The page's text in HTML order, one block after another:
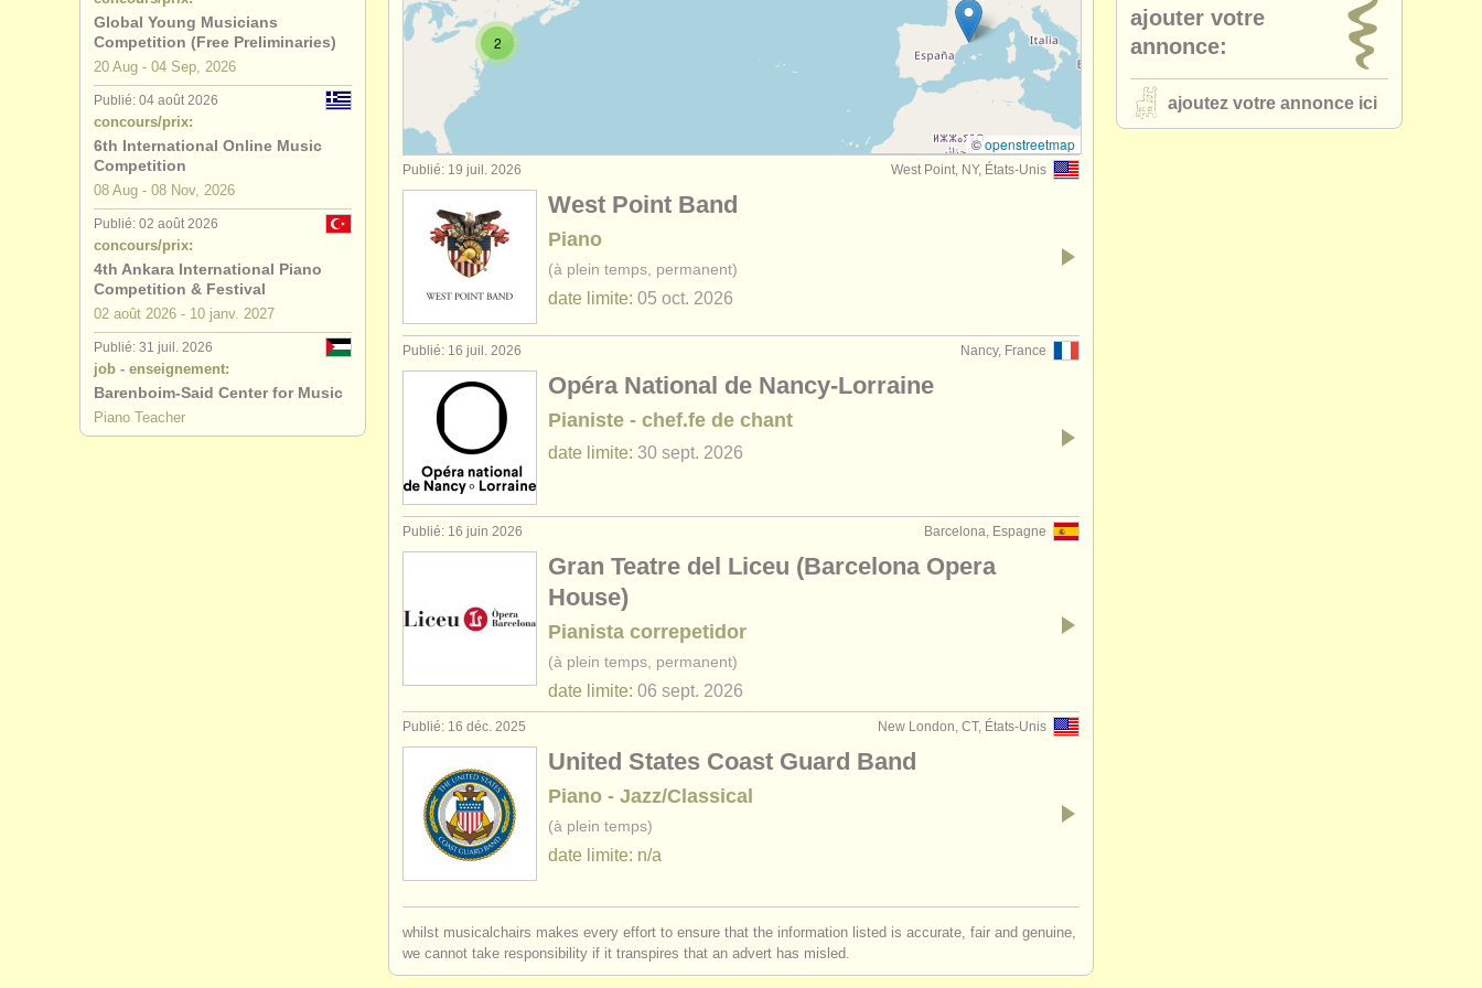
degree courses: piano
degree courses: fortepiano
degree courses: clavecin
degree courses: piano accompaniment
concours de piano (67)
achat piano
piano perdu (5)
instruments volés: clavier (21)
2
©openstreetmap
West Point, NY, États-Unis
Publié: 19 juil. 2026
West Point Band
Piano
(à plein temps, permanent)
date limite: 05 oct. 2026
Nancy, France
Publié: 16 juil. 2026
Opéra National de Nancy-Lorraine
Pianiste - chef.fe de chant
date limite: 30 sept. 2026
Barcelona, Espagne
Publié: 16 juin 2026
Gran Teatre del Liceu (Barcelona Opera
House)
Pianista correpetidor
(à plein temps, permanent)
date limite: 06 sept. 2026
New London, CT, États-Unis
Publié: 16 déc. 2025
United States Coast Guard Band
Piano - Jazz/Classical
(à plein temps)
date limite: n/a
whilst musicalchairs makes every effort to ensure that the information listed is accurate, fair and genuine,
we cannot take responsibility if it transpires that an advert has misled.
Global Young Musicians
Competition (Free Preliminaries)
20 Aug - 04 Sep, 2026
Publié: 04 août 2026
concours/prix:
6th International Online Music
Competition
08 Aug - 08 Nov, 2026
Publié: 02 août 2026
concours/prix:
4th Ankara International Piano
Competition & Festival
02 août 2026 - 10 janv. 2027
Publié: 31 juil. 2026
job - enseignement:
Barenboim-Said Center for Music
Piano Teacher
ajouter votre
annonce:
ajoutez votre annonce ici